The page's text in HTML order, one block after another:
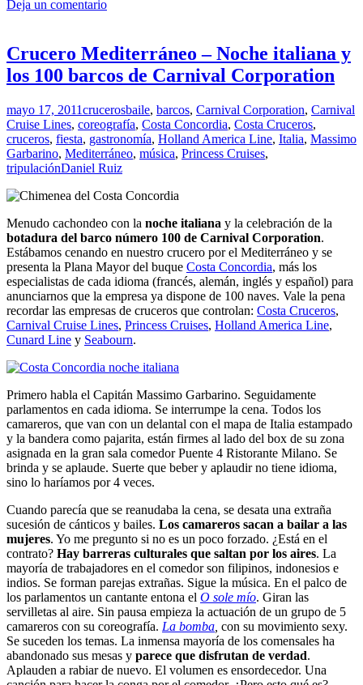
Deja un comentario
Crucero Mediterráneo – Noche italiana y
los 100 barcos de Carnival Corporation
mayo 17, 2011crucerosbaile, barcos, Carnival Corporation, Carnival
Cruise Lines, coreografía, Costa Concordia, Costa Cruceros,
cruceros, fiesta, gastronomía, Holland America Line, Italia, Massimo
Garbarino, Mediterráneo, música, Princess Cruises,
tripulaciónDaniel Ruiz
Menudo cachondeo con la noche italiana y la celebración de la
botadura del barco número 100 de Carnival Corporation.
Estábamos cenando en nuestro crucero por el Mediterráneo y se
presenta la Plana Mayor del buque Costa Concordia, más los
especialistas de cada idioma (francés, alemán, inglés y español) para
anunciarnos que la empresa ya dispone de 100 naves. Vale la pena
recordar las empresas de cruceros que controlan: Costa Cruceros,
Carnival Cruise Lines, Princess Cruises, Holland America Line,
Cunard Line y Seabourn.
Primero habla el Capitán Massimo Garbarino. Seguidamente
parlamentos en cada idioma. Se interrumpe la cena. Todos los
camareros, que van con un delantal con el mapa de Italia estampado
y la bandera como pajarita, están firmes al lado del box de su zona
asignada en la gran sala comedor Puente 4 Ristorante Milano. Se
brinda y se aplaude. Suerte que beber y aplaudir no tiene idioma,
sino lo haríamos por 4 veces.
Cuando parecía que se reanudaba la cena, se desata una extraña
sucesión de cánticos y bailes. Los camareros sacan a bailar a las
mujeres. Yo me pregunto si no es un poco forzado. ¿Está en el
contrato? Hay barreras culturales que saltan por los aires. La
mayoría de trabajadores en el comedor son filipinos, indonesios e
indios. Se forman parejas extrañas. Sigue la música. En el palco de
los parlamentos un cantante entona el O sole mío. Giran las
servilletas al aire. Sin pausa empieza la actuación de un grupo de 5
camareros con su coreografía. La bomba con su movimiento sexy.
Se suceden los temas. La inmensa mayoría de los comensales ha
abandonado sus mesas y parece que disfrutan de verdad.
Aplauden a rabiar de nuevo. El volumen es ensordecedor. Una